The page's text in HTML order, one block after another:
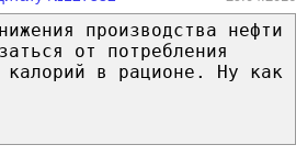
производства нефти
от потребления
калорий в рационе. Ну как